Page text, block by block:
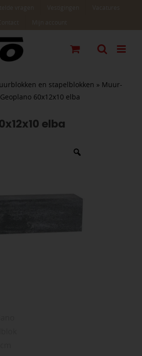
en stapelblokken » Muur-
Geoplano 60x12x10 elba
elba